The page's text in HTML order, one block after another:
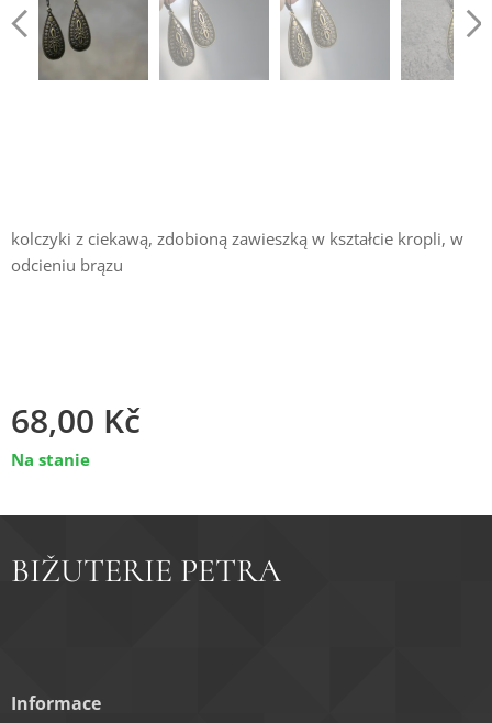
kolczyki z ciekawą, zdobioną zawieszką w kształcie kropli, w
odcieniu brązu
68,00 Kč
Na stanie
BIŽUTERIE PETRA
Informace